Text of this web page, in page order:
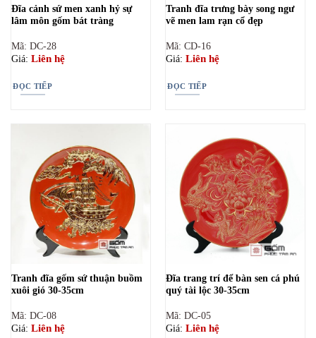
Đĩa cảnh sứ men xanh hỷ sự
lâm môn gốm bát tràng
Mã: DC-28
Giá: Liên hệ
ĐỌC TIẾP
Tranh đĩa trưng bày song ngư
vẽ men lam rạn cổ đẹp
Mã: CD-16
Giá: Liên hệ
ĐỌC TIẾP
Tranh đĩa gốm sứ thuận buồm
xuôi gió 30-35cm
Mã: DC-08
Giá: Liên hệ
Đĩa trang trí để bàn sen cá phú
quý tài lộc 30-35cm
Mã: DC-05
Giá: Liên hệ